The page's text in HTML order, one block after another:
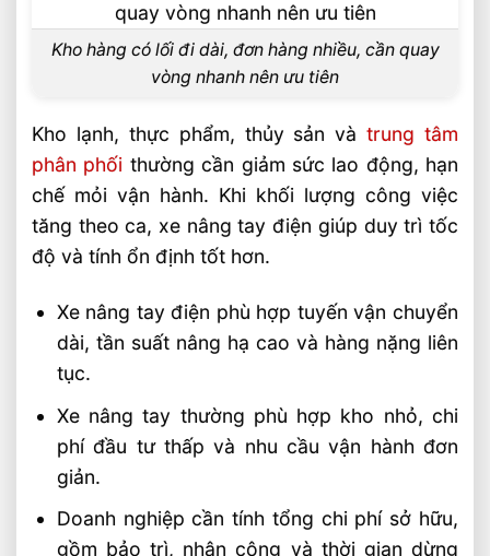
Kho hàng có lối đi dài, đơn hàng nhiều, cần quay
vòng nhanh nên ưu tiên
Kho lạnh, thực phẩm, thủy sản vàtrung tâm
phân phối thường cần giảm sức lao động, hạn
chế mỏi vận hành. Khi khối lượng công việc
tăng theo ca, xe nâng tay điện giúp duy trì tốc
độ và tính ổn định tốt hơn.
Xe nâng tay điện phù hợp tuyến vận chuyển
dài, tần suất nâng hạ cao và hàng nặng liên
tục.
Xe nâng tay thường phù hợp kho nhỏ, chi
phí đầu tư thấp và nhu cầu vận hành đơn
giản.
Doanh nghiệp cần tính tổng chi phí sở hữu,
gồm bảo trì, nhân công và thời gian dừng